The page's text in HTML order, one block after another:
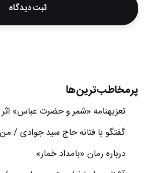
ثبت دیدگاه
پرمخاطب‌ترین‌ها
تعزیه‎نامه‏ «شمر و حضرت عباس» اثر «میر عزا کاشانی»
گفتگو با فتانه حاج سید جوادی /
درباره رمان «بامداد خمار»